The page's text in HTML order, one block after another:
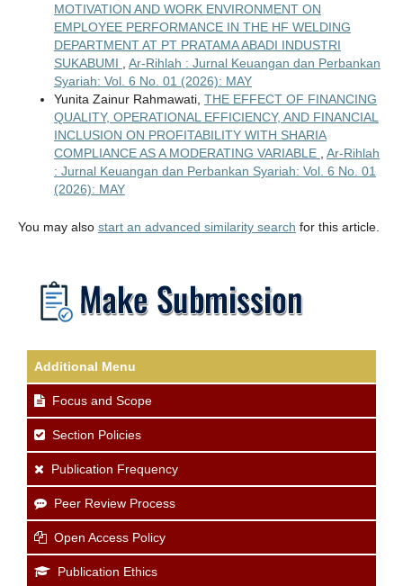
MOTIVATION AND WORK ENVIRONMENT ON
EMPLOYEE PERFORMANCE IN THE HF WELDING
DEPARTMENT AT PT PRATAMA ABADI INDUSTRI
SUKABUMI
Ar-Rihlah : Jurnal Keuangan dan Perbankan
Syariah: Vol. 6 No. 01 (2026): MAY
Yunita Zainur Rahmawati, THE EFFECT OF FINANCING
QUALITY, OPERATIONAL EFFICIENCY, AND FINANCIAL
INCLUSION ON PROFITABILITY WITH SHARIA
COMPLIANCE AS A MODERATING VARIABLE
Ar-Rihlah
: Jurnal Keuangan dan Perbankan Syariah: Vol. 6 No. 01
(2026): MAY
You may also start an advanced similarity search for this article.
Additional Menu
Focus and Scope
Section Policies
Publication Frequency
Peer Review Process
Open Access Policy
Publication Ethics